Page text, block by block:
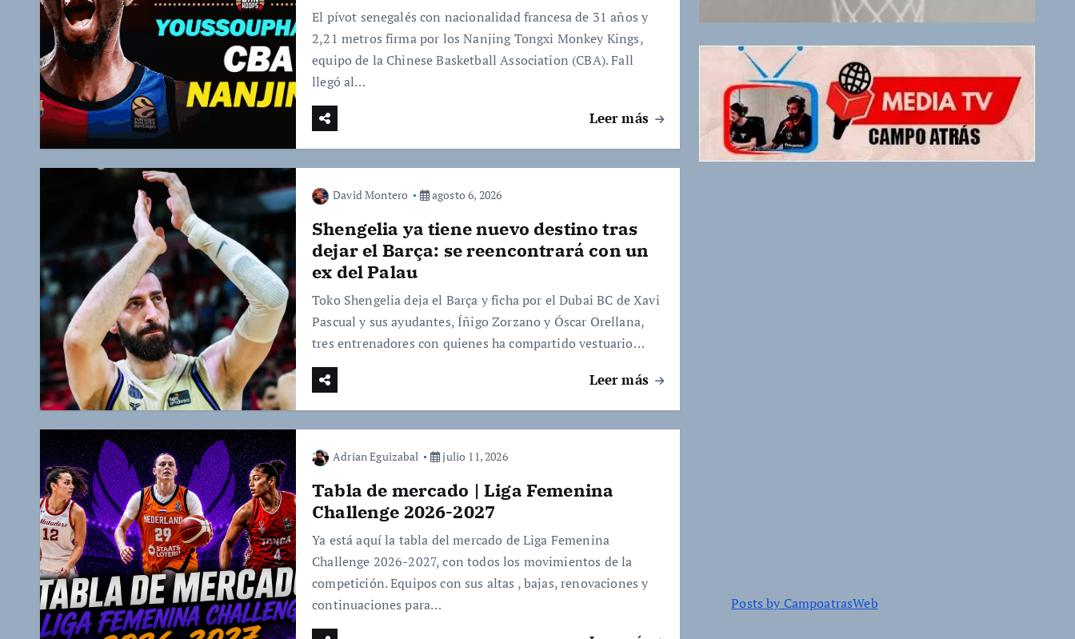
El pívot senegalés con nacionalidad francesa de 31 años y
2,21 metros firma por los Nanjing Tongxi Monkey Kings,
equipo de la Chinese Basketball Association (CBA). Fall
llegó al…
Leer más
David Montero agosto 6, 2026
Shengelia ya tiene nuevo destino tras
dejar el Barça: se reencontrará con un
ex del Palau
Toko Shengelia deja el Barça y ficha por el Dubai BC de Xavi
Pascual y sus ayudantes, Íñigo Zorzano y Óscar Orellana,
tres entrenadores con quienes ha compartido vestuario…
Leer más
Adrian Eguizabal julio 11, 2026
Tabla de mercado | Liga Femenina
Challenge 2026-2027
Ya está aquí la tabla del mercado de Liga Femenina
Challenge 2026-2027, con todos los movimientos de la
competición. Equipos con sus altas , bajas, renovaciones y
continuaciones para…
Posts by CampoatrasWeb